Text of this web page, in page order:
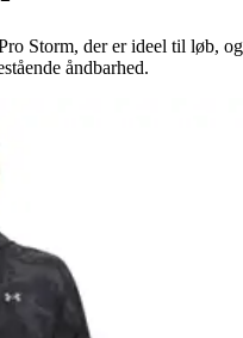
Storm, der er ideel til løb, og
åndbarhed.